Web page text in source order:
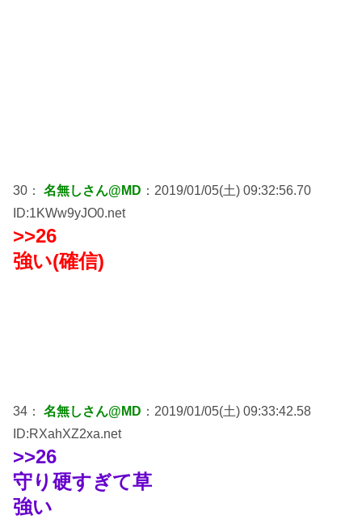
30： 名無しさん@MD ：2019/01/05(土) 09:32:56.70
ID:1KWw9yJO0.net
>>26
強い(確信)
34： 名無しさん@MD ：2019/01/05(土) 09:33:42.58
ID:RXahXZ2xa.net
>>26
守り硬すぎて草
強い